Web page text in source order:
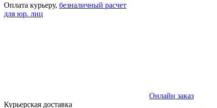
Оплата курьеру, безналичный расчет
для юр. лиц
Онлайн заказ
Курьерская доставка